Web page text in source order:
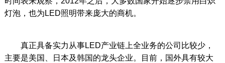
灯泡，也为LED照明带来庞大的商机。
真正具备实力从事LED产业链上全业务的公司比较少，
主要是美国、日本及韩国的龙头企业。目前，国外具有较大